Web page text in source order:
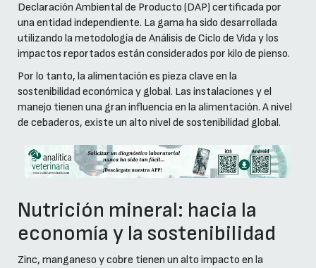
Declaración Ambiental de Producto (DAP) certificada por
una entidad independiente. La gama ha sido desarrollada
utilizando la metodología de Análisis de Ciclo de Vida y los
impactos reportados están considerados por kilo de pienso.
Por lo tanto, la alimentación es pieza clave en la
sostenibilidad económica y global. Las instalaciones y el
manejo tienen una gran influencia en la alimentación. A nivel
de cebaderos, existe un alto nivel de sostenibilidad global.
Nutrición mineral: hacia la
economía y la sostenibilidad
Zinc, manganeso y cobre tienen un alto impacto en la